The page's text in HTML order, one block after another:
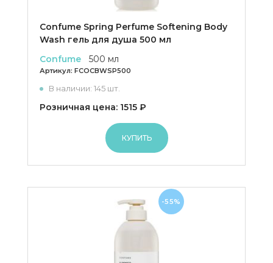
Confume Spring Perfume Softening Body
Wash гель для душа 500 мл
Confume
500 мл
Артикул: FCOCBWSP500
В наличии: 145 шт.
Розничная цена: 1515 ₽
КУПИТЬ
-55%